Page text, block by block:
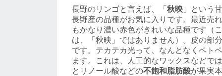
長野のリンゴと言えば、「 秋映 」という
長野産の品種がお気に入りです。最近売
もかなり濃い赤色がきれいな品種です（
は、「秋映」ではありません）。皮の部
です。テカテカ光って、なんとなくペト
ます。これは、人工的なワックスなどで
とリノール酸などの不飽和脂肪酸が果実